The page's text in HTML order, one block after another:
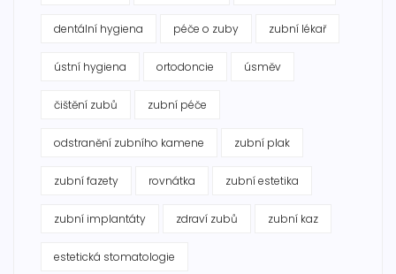
dentální hygiena péče o zuby zubní lékař
ústní hygiena ortodoncie úsměv
čištění zubů zubní péče
odstranění zubního kamene zubní plak
zubní fazety rovnátka zubní estetika
zubní implantáty zdraví zubů zubní kaz
estetická stomatologie